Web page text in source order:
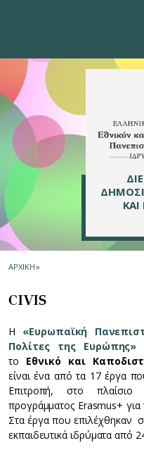
ΚΑΙ
ΑΡΧΙΚΗ»
CIVIS
Η «Ευρωπαϊκή
Πολίτες της Ευρώπης»
το Εθνικό και
είναι ένα από τα 17 έργα
Επιτροπή, στο
προγράμματος Erasmus+ για
Στα έργα που επιλέχθηκαν
εκπαιδευτικά ιδρύματα από